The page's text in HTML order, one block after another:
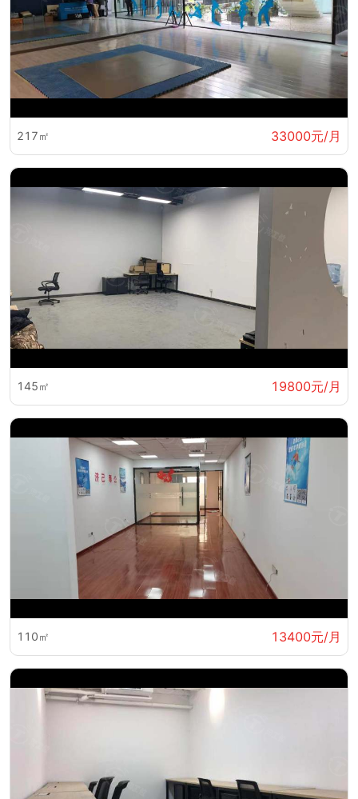
217㎡ 33000元/月
145㎡ 19800元/月
110㎡ 13400元/月